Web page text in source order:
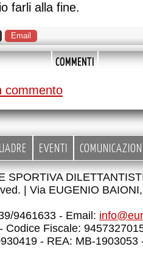
farli alla fine.
Email
COMMENTI
commento
EVENTI
SPORTIVA
| Via EUGENIO
9461633 - Email:
Codice Fiscale:
- REA: MB-